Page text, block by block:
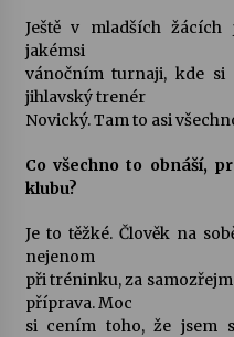
28. 7. 2026
Jenakaši
Letní
22. 7. 2026
Ještě v mladších
jakémsi
vánočním turnaji, kde
jihlavský trenér
Novický. Tam to asi
Co všechno to obnáší,
klubu?
Je to těžké. Člověk na
nejenom
při tréninku, za
příprava. Moc
si cením toho, že jsem